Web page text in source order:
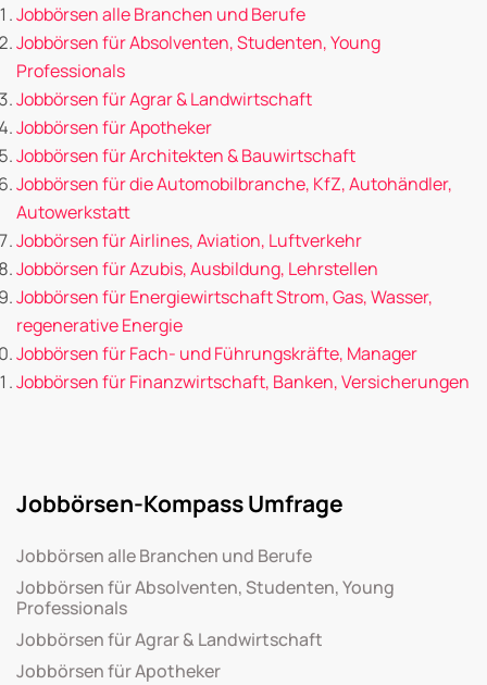
Jobbörsen alle Branchen und Berufe
Jobbörsen für Absolventen, Studenten, Young
Professionals
Jobbörsen für Agrar & Landwirtschaft
Jobbörsen für Apotheker
Jobbörsen für Architekten & Bauwirtschaft
Jobbörsen für die Automobilbranche, KfZ, Autohändler,
Autowerkstatt
Jobbörsen für Airlines, Aviation, Luftverkehr
Jobbörsen für Azubis, Ausbildung, Lehrstellen
Jobbörsen für Energiewirtschaft Strom, Gas, Wasser,
regenerative Energie
Jobbörsen für Fach- und Führungskräfte, Manager
Jobbörsen für Finanzwirtschaft, Banken, Versicherungen
Jobbörsen-Kompass Umfrage
Jobbörsen alle Branchen und Berufe
Jobbörsen für Absolventen, Studenten, Young
Professionals
Jobbörsen für Agrar & Landwirtschaft
Jobbörsen für Apotheker